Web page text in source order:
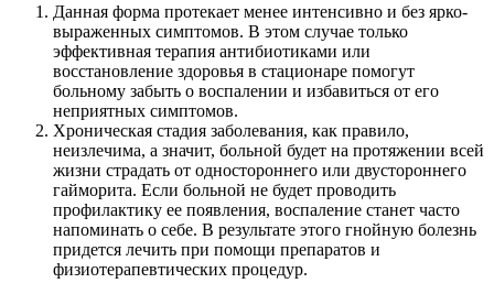
Данная форма протекает менее интенсивно и без ярко-
выраженных симптомов. В этом случае только
эффективная терапия антибиотиками или
восстановление здоровья в стационаре помогут
больному забыть о воспалении и избавиться от его
неприятных симптомов.
Хроническая стадия заболевания, как правило,
неизлечима, а значит, больной будет на протяжении всей
жизни страдать от одностороннего или двустороннего
гайморита. Если больной не будет проводить
профилактику ее появления, воспаление станет часто
напоминать о себе. В результате этого гнойную болезнь
придется лечить при помощи препаратов и
физиотерапевтических процедур.